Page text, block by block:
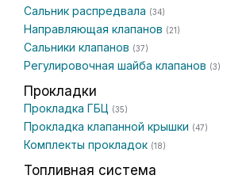
Сальник распредвала (34)
Направляющая клапанов (21)
Сальники клапанов (37)
Регулировочная шайба клапанов (3)
Прокладки
Прокладка ГБЦ (35)
Прокладка клапанной крышки (47)
Комплекты прокладок (18)
Топливная система